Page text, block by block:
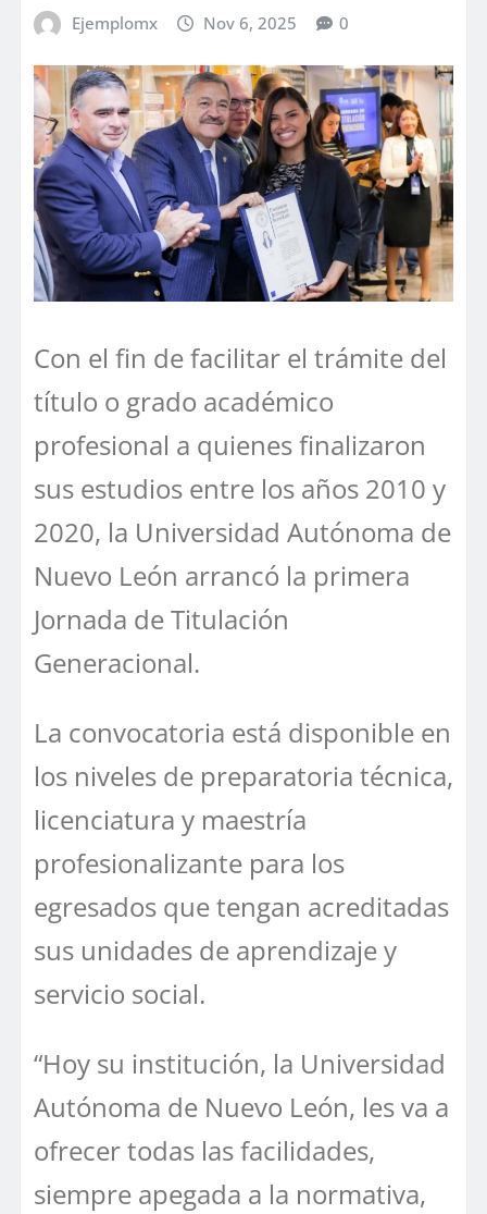
Ejemplomx Nov 6, 2025 0
Con el fin de facilitar el trámite del
título o grado académico
profesional a quienes finalizaron
sus estudios entre los años 2010 y
2020, la Universidad Autónoma de
Nuevo León arrancó la primera
Jornada de Titulación
Generacional.
La convocatoria está disponible en
los niveles de preparatoria técnica,
licenciatura y maestría
profesionalizante para los
egresados que tengan acreditadas
sus unidades de aprendizaje y
servicio social.
“Hoy su institución, la Universidad
Autónoma de Nuevo León, les va a
ofrecer todas las facilidades,
siempre apegada a la normativa,